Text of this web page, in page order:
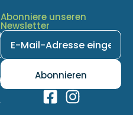
Abonniere unseren
Newsletter